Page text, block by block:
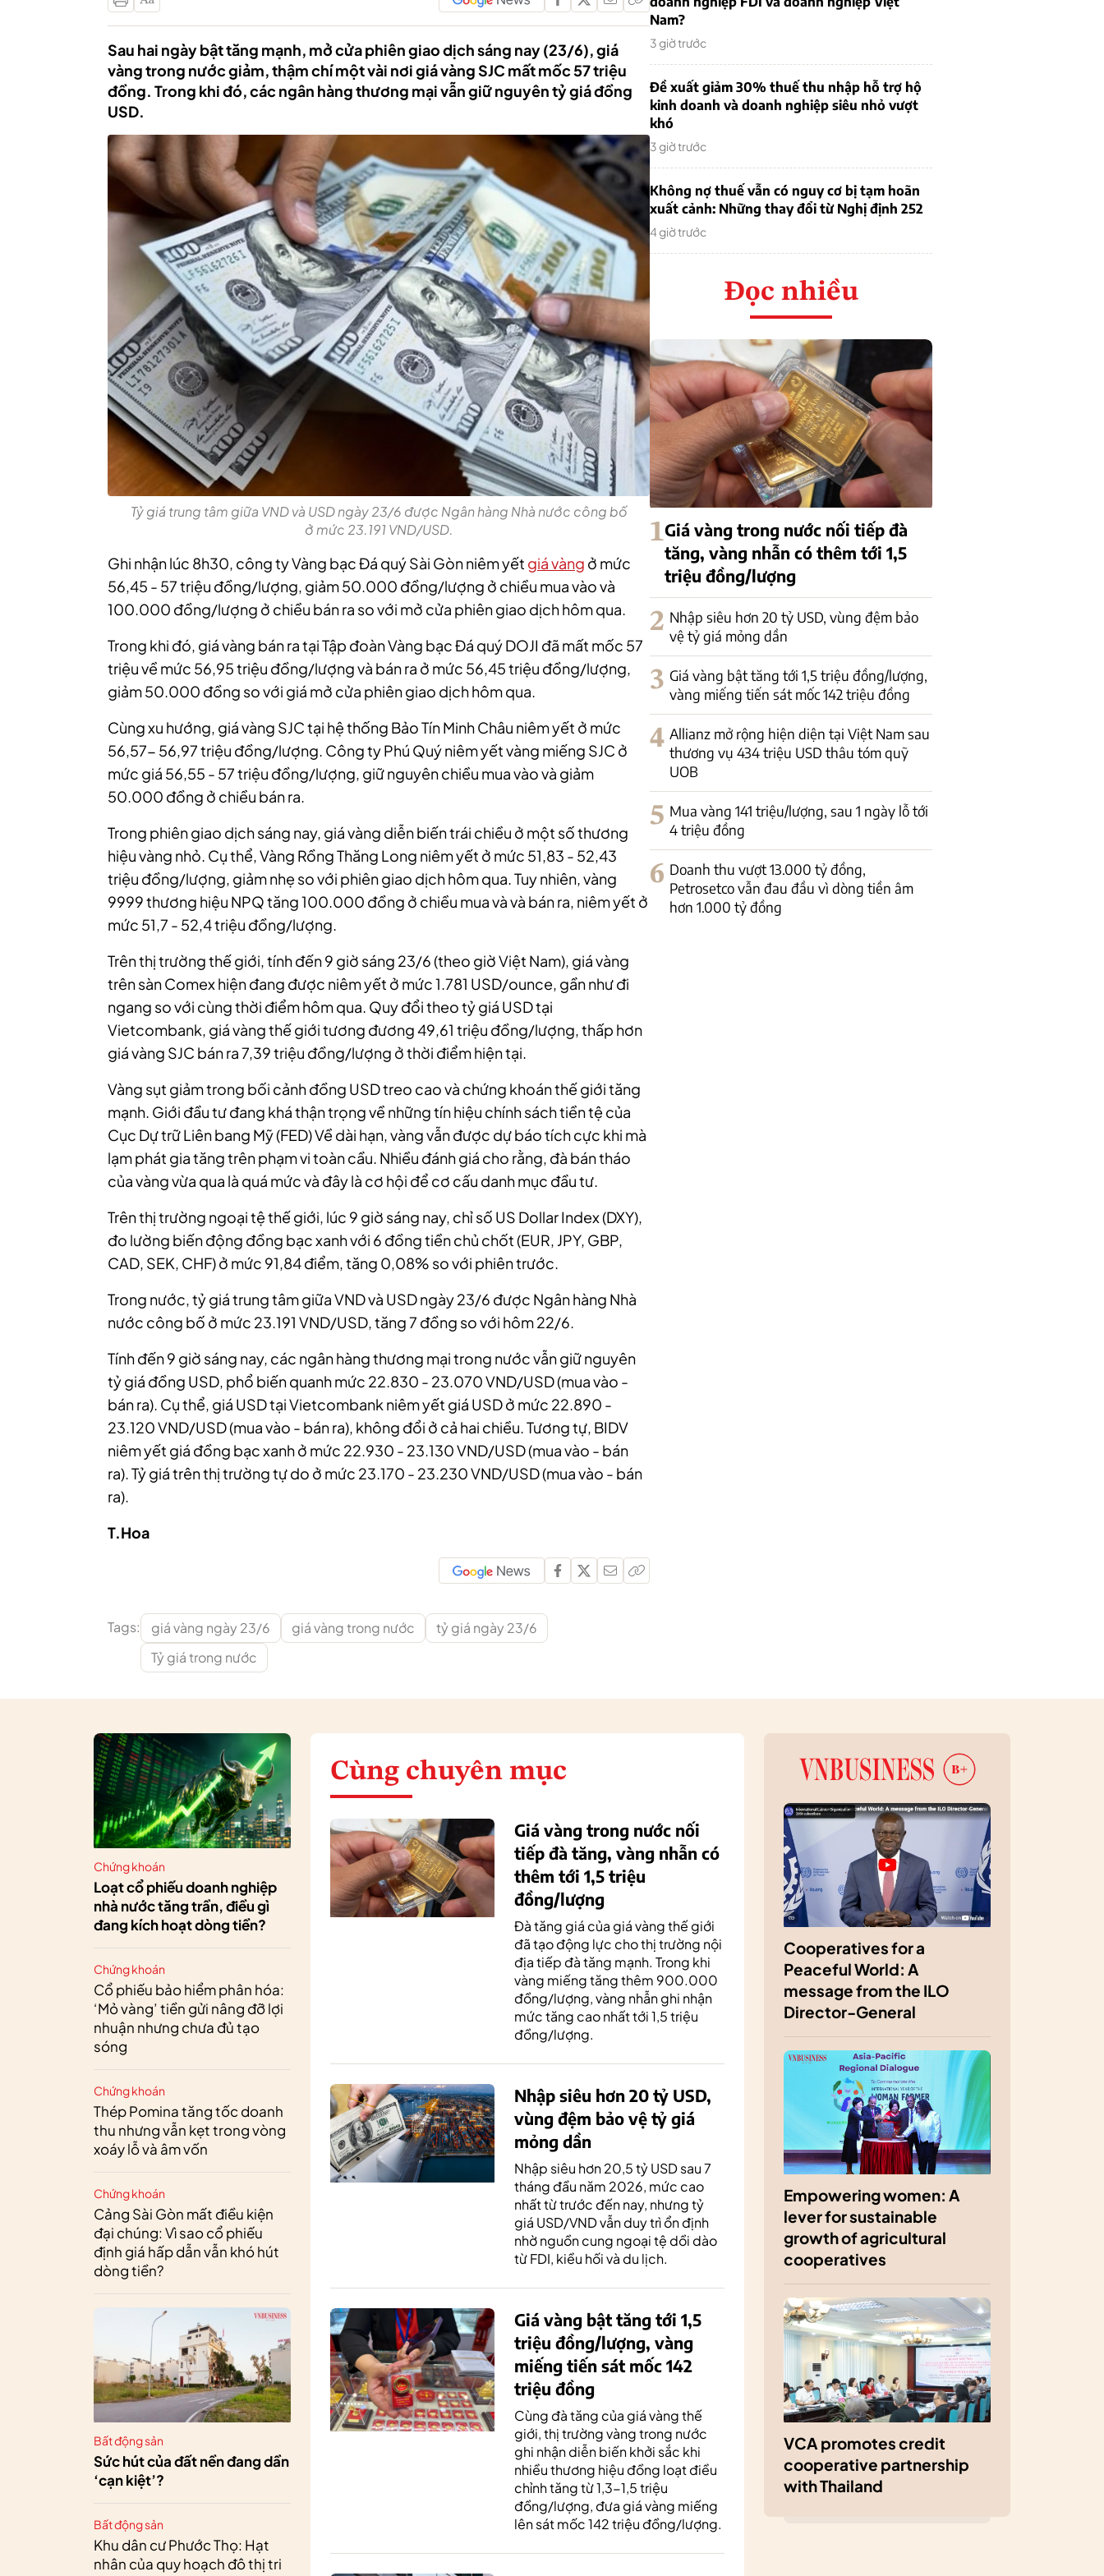
Sau hai ngày bật tăng mạnh, mở cửa phiên giao dịch sáng nay (23/6), giá
vàng trong nước giảm, thậm chí một vài nơi giá vàng SJC mất mốc 57 triệu
đồng. Trong khi đó, các ngân hàng thương mại vẫn giữ nguyên tỷ giá đồng
USD.
Tỷ giá trung tâm giữa VND và USD ngày 23/6 được Ngân hàng Nhà nước công bố
ở mức 23.191 VND/USD.
Ghi nhận lúc 8h30, công ty Vàng bạc Đá quý Sài Gòn niêm yết giá vàng ở mức
56,45 - 57 triệu đồng/lượng, giảm 50.000 đồng/lượng ở chiều mua vào và
100.000 đồng/lượng ở chiều bán ra so với mở cửa phiên giao dịch hôm qua.
Trong khi đó, giá vàng bán ra tại Tập đoàn Vàng bạc Đá quý DOJI đã mất mốc 57
triệu về mức 56,95 triệu đồng/lượng và bán ra ở mức 56,45 triệu đồng/lượng,
giảm 50.000 đồng so với giá mở cửa phiên giao dịch hôm qua.
Cùng xu hướng, giá vàng SJC tại hệ thống Bảo Tín Minh Châu niêm yết ở mức
56,57- 56,97 triệu đồng/lượng. Công ty Phú Quý niêm yết vàng miếng SJC ở
mức giá 56,55 - 57 triệu đồng/lượng, giữ nguyên chiều mua vào và giảm
50.000 đồng ở chiều bán ra.
Trong phiên giao dịch sáng nay, giá vàng diễn biến trái chiều ở một số thương
hiệu vàng nhỏ. Cụ thể, Vàng Rồng Thăng Long niêm yết ở mức 51,83 - 52,43
triệu đồng/lượng, giảm nhẹ so với phiên giao dịch hôm qua. Tuy nhiên, vàng
9999 thương hiệu NPQ tăng 100.000 đồng ở chiều mua và và bán ra, niêm yết ở
mức 51,7 - 52,4 triệu đồng/lượng.
Trên thị trường thế giới, tính đến 9 giờ sáng 23/6 (theo giờ Việt Nam), giá vàng
trên sàn Comex hiện đang được niêm yết ở mức 1.781 USD/ounce, gần như đi
ngang so với cùng thời điểm hôm qua. Quy đổi theo tỷ giá USD tại
Vietcombank, giá vàng thế giới tương đương 49,61 triệu đồng/lượng, thấp hơn
giá vàng SJC bán ra 7,39 triệu đồng/lượng ở thời điểm hiện tại.
Vàng sụt giảm trong bối cảnh đồng USD treo cao và chứng khoán thế giới tăng
mạnh. Giới đầu tư đang khá thận trọng về những tín hiệu chính sách tiền tệ của
Cục Dự trữ Liên bang Mỹ (FED) Về dài hạn, vàng vẫn được dự báo tích cực khi mà
lạm phát gia tăng trên phạm vi toàn cầu. Nhiều đánh giá cho rằng, đà bán tháo
của vàng vừa qua là quá mức và đây là cơ hội để cơ cấu danh mục đầu tư.
Trên thị trường ngoại tệ thế giới, lúc 9 giờ sáng nay, chỉ số US Dollar Index (DXY),
đo lường biến động đồng bạc xanh với 6 đồng tiền chủ chốt (EUR, JPY, GBP,
CAD, SEK, CHF) ở mức 91,84 điểm, tăng 0,08% so với phiên trước.
Trong nước, tỷ giá trung tâm giữa VND và USD ngày 23/6 được Ngân hàng Nhà
nước công bố ở mức 23.191 VND/USD, tăng 7 đồng so với hôm 22/6.
Tính đến 9 giờ sáng nay, các ngân hàng thương mại trong nước vẫn giữ nguyên
tỷ giá đồng USD, phổ biến quanh mức 22.830 - 23.070 VND/USD (mua vào -
bán ra). Cụ thể, giá USD tại Vietcombank niêm yết giá USD ở mức 22.890 -
23.120 VND/USD (mua vào - bán ra), không đổi ở cả hai chiều. Tương tự, BIDV
niêm yết giá đồng bạc xanh ở mức 22.930 - 23.130 VND/USD (mua vào - bán
ra). Tỷ giá trên thị trường tự do ở mức 23.170 - 23.230 VND/USD (mua vào - bán
ra).
T.Hoa
Tags: giá vàng ngày 23/6 giá vàng trong nước
tỷ giá ngày 23/6
Tỷ giá trong nước
Nam?
3 giờ trước
Đề xuất giảm 30% thuế thu nhập hỗ trợ hộ
kinh doanh và doanh nghiệp siêu nhỏ vượt
khó
3 giờ trước
Không nợ thuế vẫn có nguy cơ bị tạm hoãn
xuất cảnh: Những thay đổi từ Nghị định 252
4 giờ trước
Đọc nhiều
1Giá vàng trong nước nối tiếp đà
tăng, vàng nhẫn có thêm tới 1,5
triệu đồng/lượng
2 Nhập siêu hơn 20 tỷ USD, vùng đệm bảo
vệ tỷ giá mỏng dần
3 Giá vàng bật tăng tới 1,5 triệu đồng/lượng,
vàng miếng tiến sát mốc 142 triệu đồng
4 Allianz mở rộng hiện diện tại Việt Nam sau
thương vụ 434 triệu USD thâu tóm quỹ
UOB
5 Mua vàng 141 triệu/lượng, sau 1 ngày lỗ tới
4 triệu đồng
6 Doanh thu vượt 13.000 tỷ đồng,
Petrosetco vẫn đau đầu vì dòng tiền âm
hơn 1.000 tỷ đồng
Chứng khoán
Loạt cổ phiếu doanh nghiệp
nhà nước tăng trần, điều gì
đang kích hoạt dòng tiền?
Chứng khoán
Cổ phiếu bảo hiểm phân hóa:
‘Mỏ vàng’ tiền gửi nâng đỡ lợi
nhuận nhưng chưa đủ tạo
sóng
Chứng khoán
Thép Pomina tăng tốc doanh
thu nhưng vẫn kẹt trong vòng
xoáy lỗ và âm vốn
Chứng khoán
Cảng Sài Gòn mất điều kiện
đại chúng: Vì sao cổ phiếu
định giá hấp dẫn vẫn khó hút
dòng tiền?
Bất động sản
Sức hút của đất nền đang dần
‘cạn kiệt’?
Bất động sản
Khu dân cư Phước Thọ: Hạt
nhân của quy hoạch đô thị tri
Cùng chuyên mục
Giá vàng trong nước nối
tiếp đà tăng, vàng nhẫn có
thêm tới 1,5 triệu
đồng/lượng
Đà tăng giá của giá vàng thế giới
đã tạo động lực cho thị trường nội
địa tiếp đà tăng mạnh. Trong khi
vàng miếng tăng thêm 900.000
đồng/lượng, vàng nhẫn ghi nhận
mức tăng cao nhất tới 1,5 triệu
đồng/lượng.
Nhập siêu hơn 20 tỷ USD,
vùng đệm bảo vệ tỷ giá
mỏng dần
Nhập siêu hơn 20,5 tỷ USD sau 7
tháng đầu năm 2026, mức cao
nhất từ trước đến nay, nhưng tỷ
giá USD/VND vẫn duy trì ổn định
nhờ nguồn cung ngoại tệ dồi dào
từ FDI, kiều hối và du lịch.
Giá vàng bật tăng tới 1,5
triệu đồng/lượng, vàng
miếng tiến sát mốc 142
triệu đồng
Cùng đà tăng của giá vàng thế
giới, thị trường vàng trong nước
ghi nhận diễn biến khởi sắc khi
nhiều thương hiệu đồng loạt điều
chỉnh tăng từ 1,3-1,5 triệu
đồng/lượng, đưa giá vàng miếng
lên sát mốc 142 triệu đồng/lượng.
Cooperatives for a
Peaceful World: A
message from the ILO
Director-General
Empowering women: A
lever for sustainable
growth of agricultural
cooperatives
VCA promotes credit
cooperative partnership
with Thailand